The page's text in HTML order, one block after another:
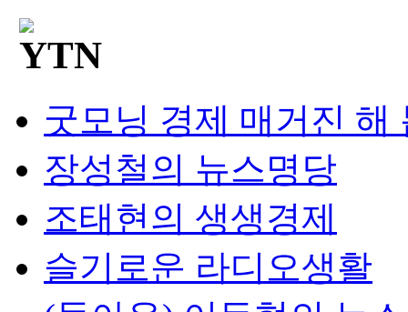
굿모닝 경제 매거진 해
장성철의 뉴스명당
조태현의 생생경제
슬기로운 라디오생활